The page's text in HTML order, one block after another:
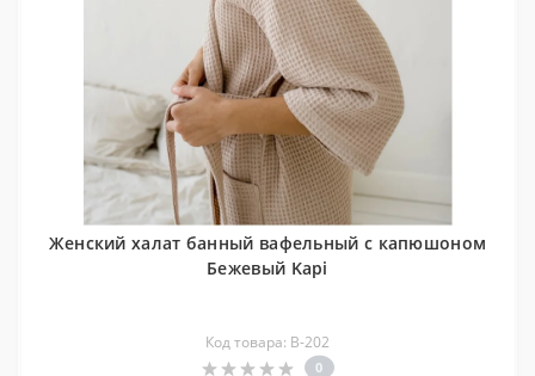
Женский халат банный вафельный с капюшоном
Бежевый Kapi
Код товара: В-202
0